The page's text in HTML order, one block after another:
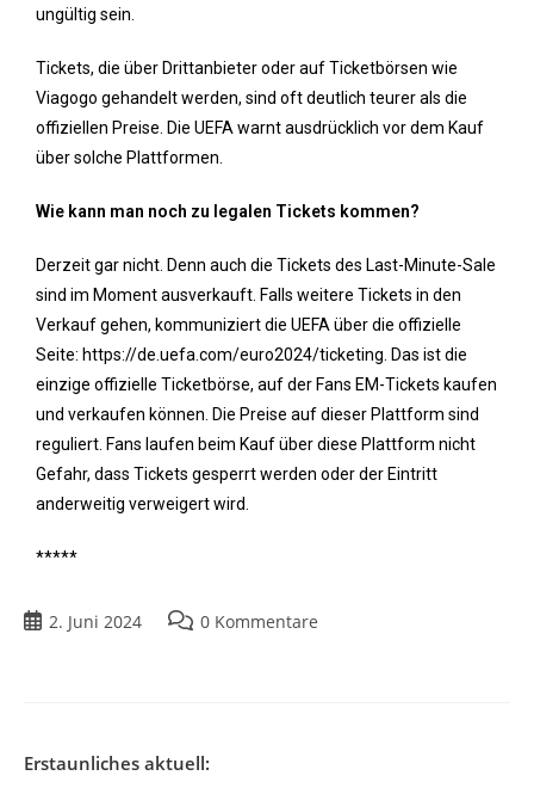
ungültig sein.
Tickets, die über Drittanbieter oder auf Ticketbörsen wie
Viagogo gehandelt werden, sind oft deutlich teurer als die
offiziellen Preise. Die UEFA warnt ausdrücklich vor dem Kauf
über solche Plattformen.
Wie kann man noch zu legalen Tickets kommen?
Derzeit gar nicht. Denn auch die Tickets des Last-Minute-Sale
sind im Moment ausverkauft. Falls weitere Tickets in den
Verkauf gehen, kommuniziert die UEFA über die offizielle
Seite: https://de.uefa.com/euro2024/ticketing. Das ist die
einzige offizielle Ticketbörse, auf der Fans EM-Tickets kaufen
und verkaufen können. Die Preise auf dieser Plattform sind
reguliert. Fans laufen beim Kauf über diese Plattform nicht
Gefahr, dass Tickets gesperrt werden oder der Eintritt
anderweitig verweigert wird.
*****
2. Juni 2024 0 Kommentare
Erstaunliches aktuell: